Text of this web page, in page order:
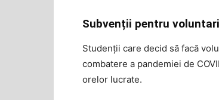
Subvenții pentru
Studenții care decid să facă
combatere a pandemiei de
orelor lucrate.